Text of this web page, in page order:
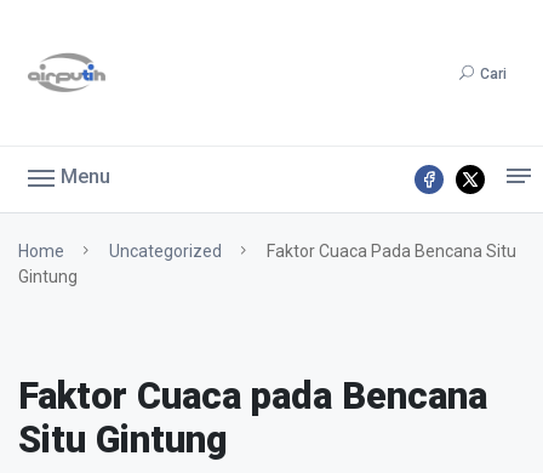
Cari
Menu
Home Uncategorized
Faktor Cuaca Pada Bencana Situ
Gintung
Faktor Cuaca pada Bencana
Situ Gintung